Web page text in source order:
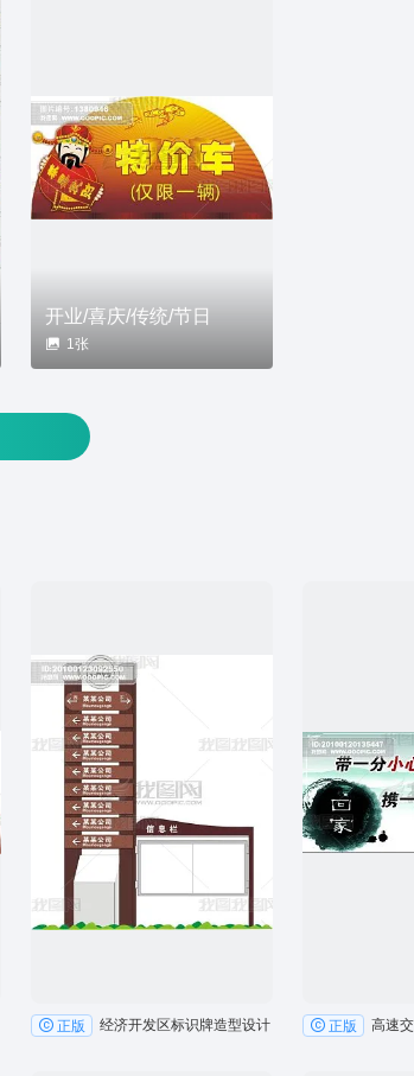
开业/喜庆/传统/节日
1张
正版 经济开发区标识牌造型设计 正版